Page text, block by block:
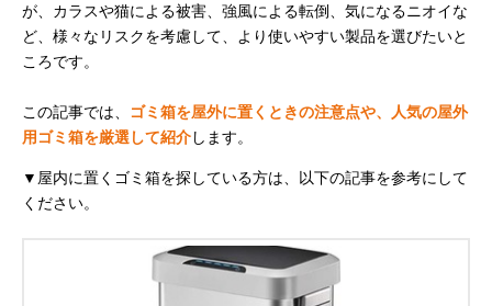
が、カラスや猫による被害、強風による転倒、気になるニオイな
ど、様々なリスクを考慮して、より使いやすい製品を選びたいと
ころです。
この記事では、
ゴミ箱を屋外に置くときの注意点や、人気の屋外
用ゴミ箱を厳選して紹介します。
▼屋内に置くゴミ箱を探している方は、以下の記事を参考にして
ください。